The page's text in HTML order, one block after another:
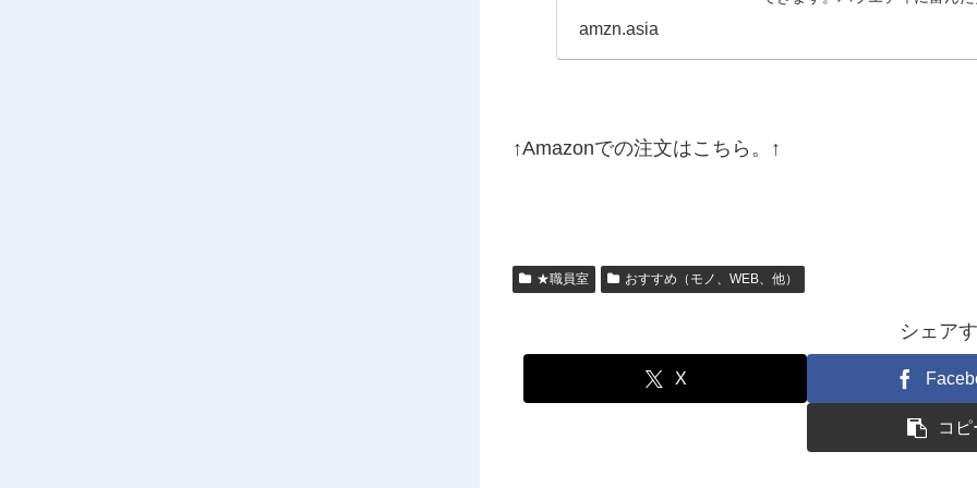
amzn.asia
↑Amazonでの注文はこちら。↑
★職員室 おすすめ（モノ、WEB、他）
シェア
X
コピ